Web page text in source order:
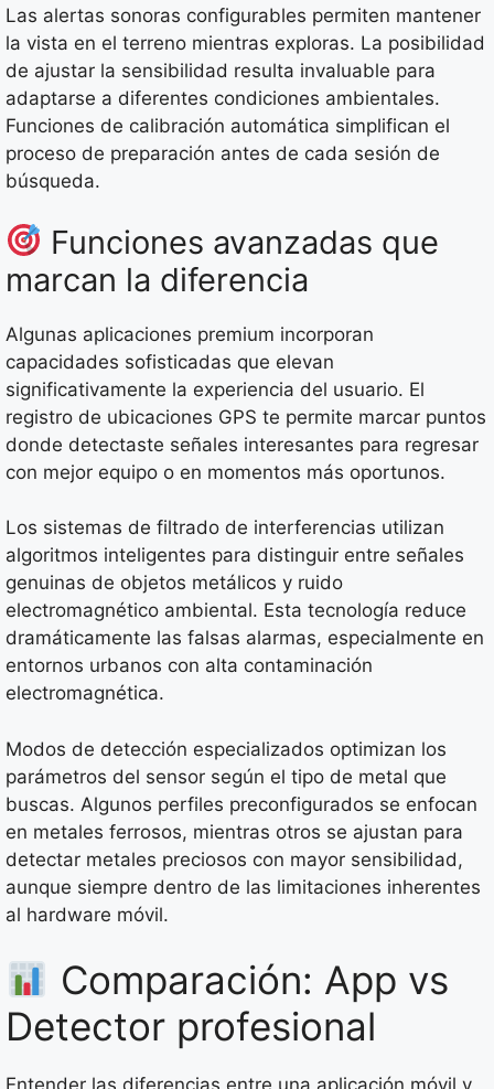
Las alertas sonoras configurables permiten mantener
la vista en el terreno mientras exploras. La posibilidad
de ajustar la sensibilidad resulta invaluable para
adaptarse a diferentes condiciones ambientales.
Funciones de calibración automática simplifican el
proceso de preparación antes de cada sesión de
búsqueda.
Funciones avanzadas que
marcan la diferencia
Algunas aplicaciones premium incorporan
capacidades sofisticadas que elevan
significativamente la experiencia del usuario. El
registro de ubicaciones GPS te permite marcar puntos
donde detectaste señales interesantes para regresar
con mejor equipo o en momentos más oportunos.
Los sistemas de filtrado de interferencias utilizan
algoritmos inteligentes para distinguir entre señales
genuinas de objetos metálicos y ruido
electromagnético ambiental. Esta tecnología reduce
dramáticamente las falsas alarmas, especialmente en
entornos urbanos con alta contaminación
electromagnética.
Modos de detección especializados optimizan los
parámetros del sensor según el tipo de metal que
buscas. Algunos perfiles preconfigurados se enfocan
en metales ferrosos, mientras otros se ajustan para
detectar metales preciosos con mayor sensibilidad,
aunque siempre dentro de las limitaciones inherentes
al hardware móvil.
Comparación: App vs
Detector profesional